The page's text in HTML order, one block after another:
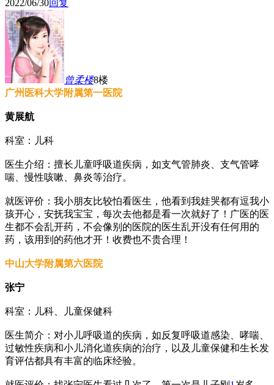
2022/06/30回复
曾柔楼8楼
广州医科大学附属第一医院
黄展航
科室：儿科
医生介绍：擅长儿童呼吸道疾病，如支气管肺炎、支气管哮
喘、慢性咳嗽、鼻炎等治疗。
就医评价：我小朋友比较怕看医生，他看到我娃哭都有逗我小
孩开心，安抚我宝宝，每次去他都是看一次就好了！广医的医
生都不会乱开药，不会像别的医院的医生乱开没有任何用的
药，该用到的药他才开！收费也不贵合理！
中山大学附属第六医院
张宁
科室：儿科、儿童保健科
医生简介：对小儿呼吸道的疾病，如反复呼吸道感染、哮喘、
过敏性疾病和小儿消化道疾病的治疗，以及儿童保健和生长发
育评估都具有丰富的临床经验。